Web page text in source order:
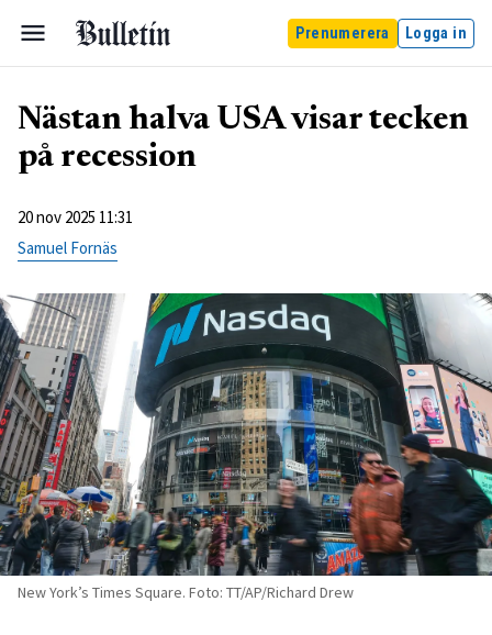
Prenumerera Logga in
Nästan halva USA visar tecken
på recession
20 nov 2025 11:31
Samuel Fornäs
New York’s Times Square. Foto: TT/AP/Richard Drew